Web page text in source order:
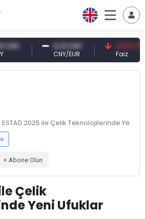
0,13 CNY
CNY/EUR
41,53 TRY
ESTAD 2025 ile Çelik Teknolojilerinde Yeni
+ Abone Olun
Çelik
Yeni Ufuklar